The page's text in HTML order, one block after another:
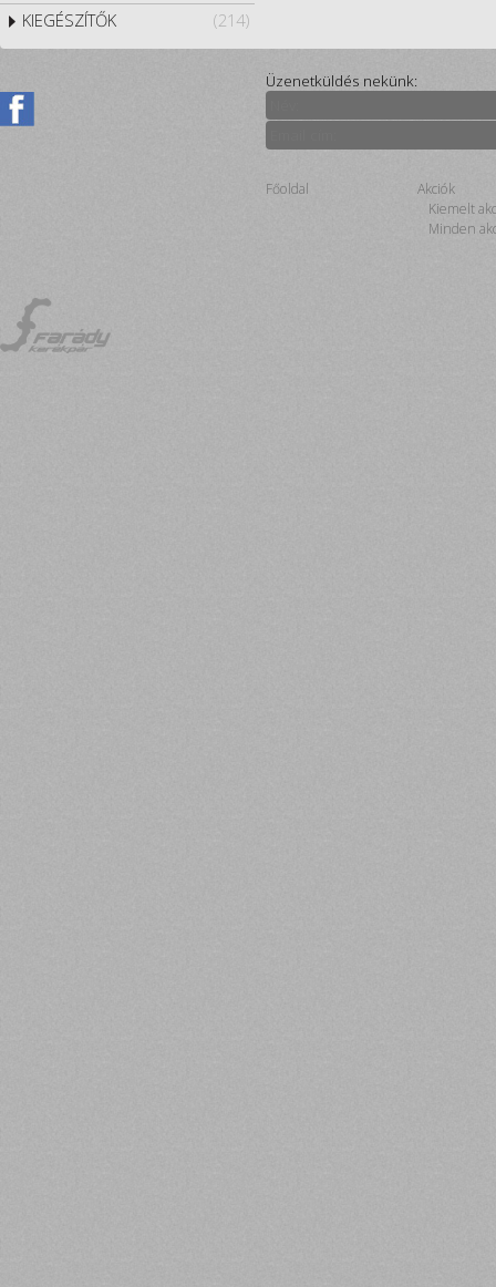
(214)
KIEGÉSZÍTŐK
Üzenetküldés nekünk:
Főoldal
Akciók
Kiemelt
Minden